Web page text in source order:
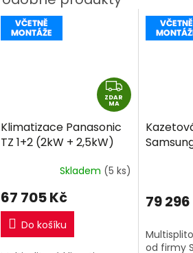
Z
D
A
ZDAR
MA
Klimatizace Panasonic
TZ 1+2 (2kW + 2,5kW)
Skladem (5 ks)
67 705 Kč
Do košíku
2,6kW)
včetně
79
od firmy